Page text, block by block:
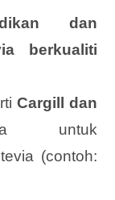
dan
berkualiti
Cargill dan
untuk
(contoh: